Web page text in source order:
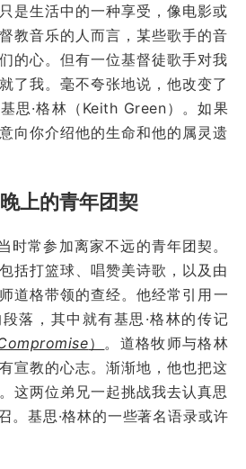
是生活中的一种享受，像电影或
教音乐的人而言，某些歌手的音
的心。但有一位基督徒歌手对我
了我。毫不夸张地说，他改变了
思·格林（Keith Green）。如果
向你介绍他的生命和他的属灵遗
上的青年团契
时常参加离家不远的青年团契。
括打篮球、唱赞美诗歌，以及由
道格带领的查经。他经常引用一
落，其中就有基思·格林的传记
） 。道格牧师与格林
宣教的心志。渐渐地，他也把这
这两位弟兄一起挑战我去认真思
。基思·格林的一些著名语录或许